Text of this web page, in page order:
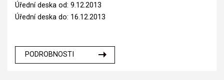
Úřední deska od: 9.12.2013
Úřední deska do: 16.12.2013
PODROBNOSTI